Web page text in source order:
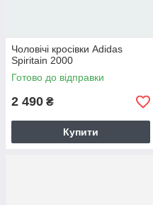
Чоловічі кросівки Adidas
Spiritain 2000
Готово до відправки
2 490 ₴
Купити